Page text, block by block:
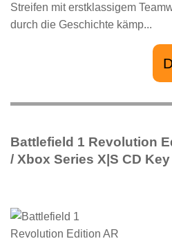
Streifen mit erstklassigem
durch die Geschichte kämp...
Battlefield 1 Revolution
/ Xbox Series X|S CD Key